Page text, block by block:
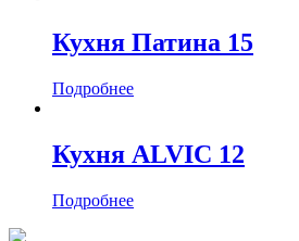
Кухня Патина 15
Подробнее
Кухня ALVIC 12
Подробнее